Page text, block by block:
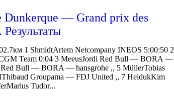
Dunkerque — Grand prix des
1 ShmidtArtem Netcompany INEOS 5:00:50 2
Team 0:04 3 MeeusJordi Red Bull — BORA —
Red Bull — BORA — hansgrohe ,, 5 MüllerTobias
Groupama — FDJ United ,, 7 HeidukKim
Tudor...